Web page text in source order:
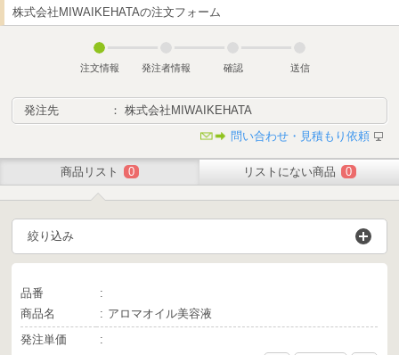
株式会社MIWAIKEHATAの注文フォーム
注文情報 発注者情報 確認 送信
発注先
： 株式会社MIWAIKEHATA
問い合わせ・見積もり依頼
商品リスト 0 リストにない商品 0
絞り込み
品番
商品名
アロマオイル美容液
発注単価